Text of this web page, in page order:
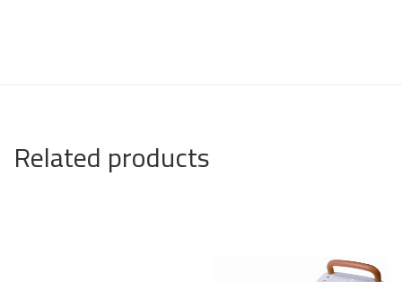
Related products